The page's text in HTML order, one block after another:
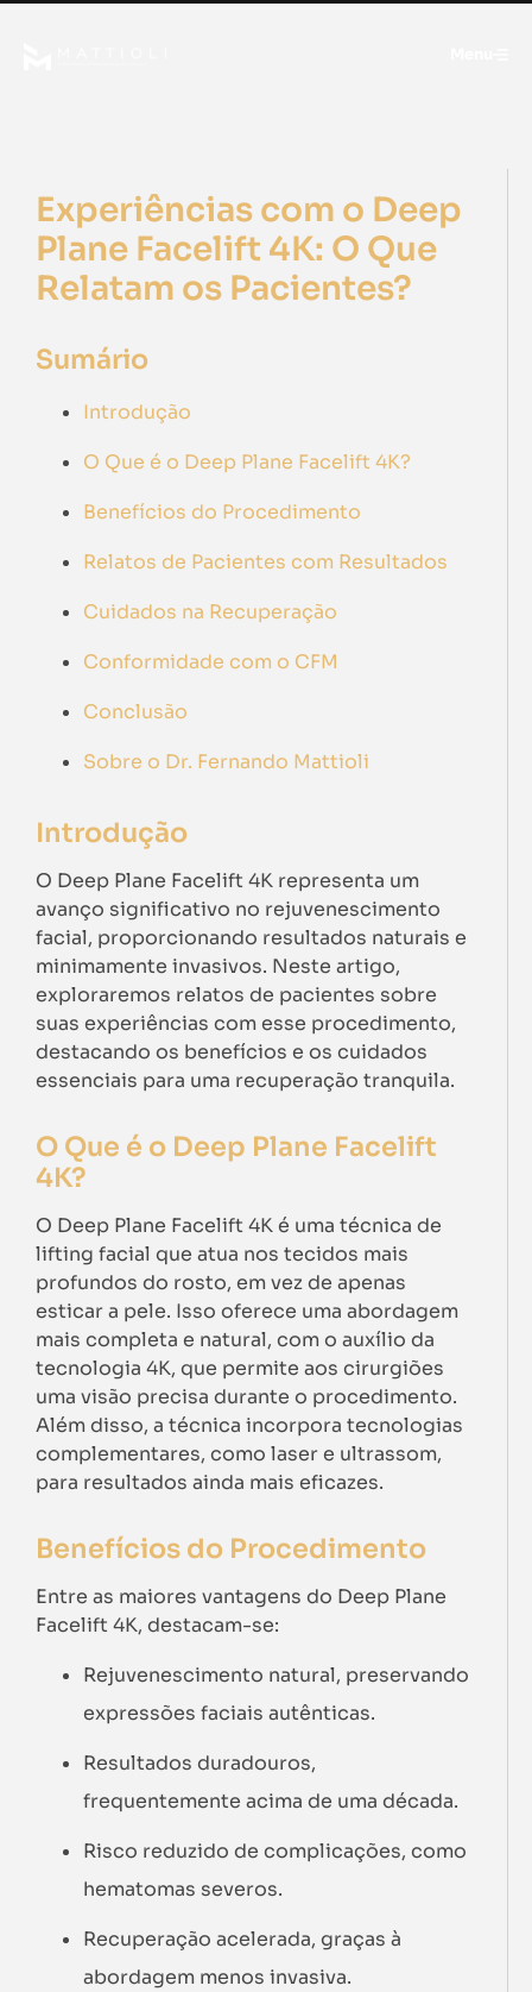
Experiências com o Deep
Plane Facelift 4K: O Que
Relatam os Pacientes?
Sumário
Introdução
O Que é o Deep Plane Facelift 4K?
Benefícios do Procedimento
Relatos de Pacientes com Resultados
Cuidados na Recuperação
Conformidade com o CFM
Conclusão
Sobre o Dr. Fernando Mattioli
Introdução
O Deep Plane Facelift 4K representa um
avanço significativo no rejuvenescimento
facial, proporcionando resultados naturais e
minimamente invasivos. Neste artigo,
exploraremos relatos de pacientes sobre
suas experiências com esse procedimento,
destacando os benefícios e os cuidados
essenciais para uma recuperação tranquila.
O Que é o Deep Plane Facelift
4K?
O Deep Plane Facelift 4K é uma técnica de
lifting facial que atua nos tecidos mais
profundos do rosto, em vez de apenas
esticar a pele. Isso oferece uma abordagem
mais completa e natural, com o auxílio da
tecnologia 4K, que permite aos cirurgiões
uma visão precisa durante o procedimento.
Além disso, a técnica incorpora tecnologias
complementares, como laser e ultrassom,
para resultados ainda mais eficazes.
Benefícios do Procedimento
Entre as maiores vantagens do Deep Plane
Facelift 4K, destacam-se:
Rejuvenescimento natural, preservando
expressões faciais autênticas.
Resultados duradouros,
frequentemente acima de uma década.
Risco reduzido de complicações, como
hematomas severos.
Recuperação acelerada, graças à
abordagem menos invasiva.